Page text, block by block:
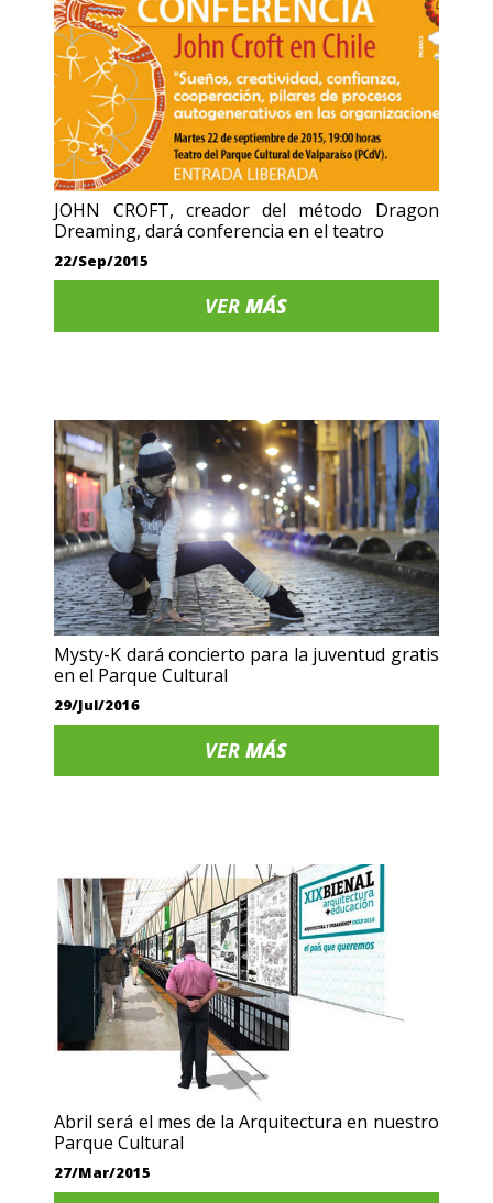
JOHN CROFT, creador del método Dragon
Dreaming, dará conferencia en el teatro
22/Sep/2015
VERMÁS
Mysty-K dará concierto para la juventud gratis
en el Parque Cultural
29/Jul/2016
VERMÁS
Abril será el mes de la Arquitectura en nuestro
Parque Cultural
27/Mar/2015